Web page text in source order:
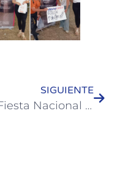
SIGUIENTE
La Fiesta Nacional de la Artesanía contará con un torneo de Hockey en Playa Inkier